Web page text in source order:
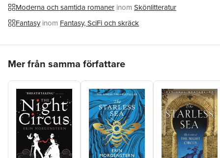
Moderna och samtida romaner inom Skönlitteratur
Fantasy inom Fantasy, SciFi och skräck
Mer från samma författare